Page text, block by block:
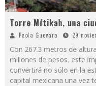
Torre Mítikah, una
Paola Guevara 29
Con 267.3 metros de
millones de pesos, este
convertirá no sólo en la
capital mexicana una vez